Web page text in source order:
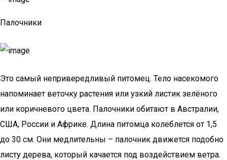
Палочники
Это самый непривередливый питомец. Тело насекомого
напоминает веточку растения или узкий листик зелёного
или коричневого цвета. Палочники обитают в Австралии,
США, России и Африке. Длина питомца колеблется от 1,5
до 30 см. Они медлительны – палочник движется подобно
листу дерева, который качается под воздействием ветра.